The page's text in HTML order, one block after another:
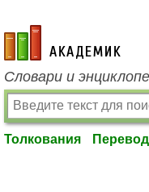
academic.ru
Словари и
Толкования